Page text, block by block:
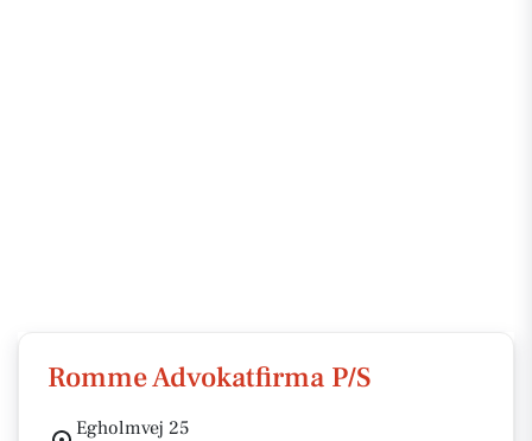
Romme Advokatfirma P/S
Egholmvej 25